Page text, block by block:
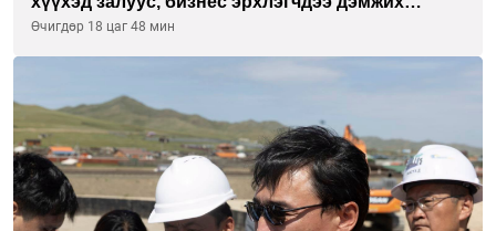
инкубатор төвүүдийг хотын захын
Өчигдөр 18 цаг 48 мин